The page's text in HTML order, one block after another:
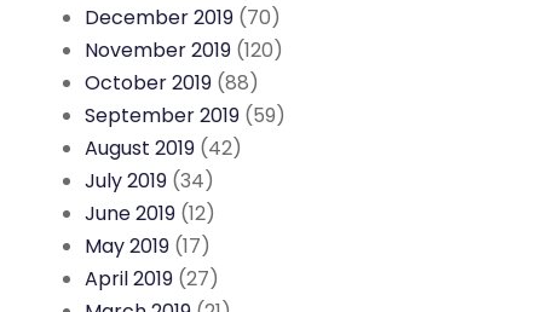
December 2019 (70)
November 2019 (120)
October 2019 (88)
September 2019 (59)
August 2019 (42)
July 2019 (34)
June 2019 (12)
May 2019 (17)
April 2019 (27)